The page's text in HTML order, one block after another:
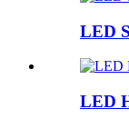
LED
LED